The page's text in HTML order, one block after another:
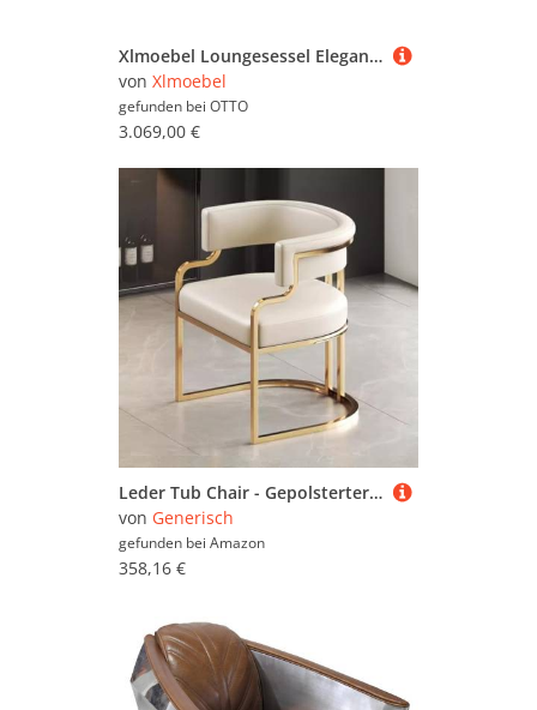
Xlmoebel Loungesessel Eleganter Relaxsessel aus hochwertigem Leder (Sessel), Hergestellt in Europa
von Xlmoebel
gefunden bei OTTO
3.069,00 €
Leder Tub Chair - Gepolsterter Sessel für Wohnzimmer und Esszimmer, Gästestühle mit goldenen Metallbeinen
von Generisch
gefunden bei Amazon
358,16 €